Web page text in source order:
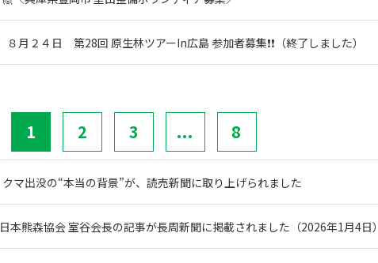
８月２４日 第28回 原生林ツアーIn広島 参加者募集❗❗（終了しました）
1 2 3 ... 8
クマ出没の“本当の背景”が、読売新聞に取り上げられました
日本熊森協会 室谷会長の記事が長周新聞に掲載されました（2026年1月4日）